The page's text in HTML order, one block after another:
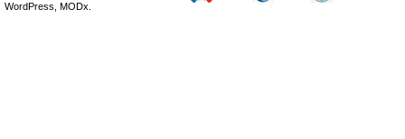
WordPress, MODx.